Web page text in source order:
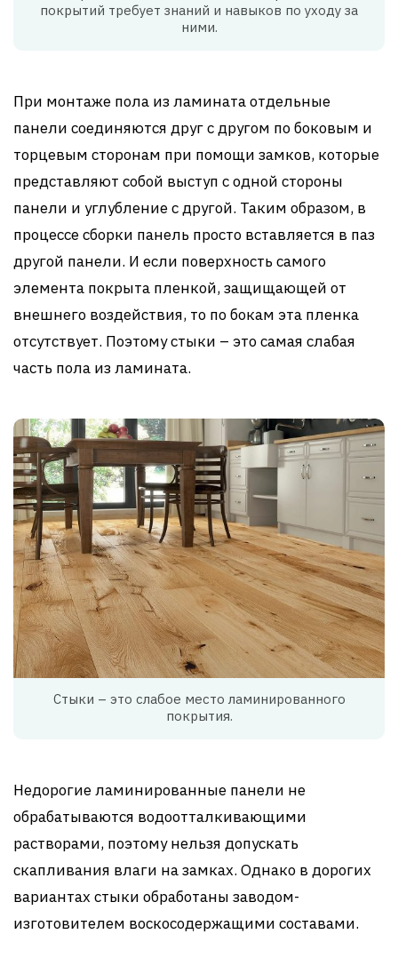
покрытий требует знаний и навыков по уходу за
ними.
При монтаже пола из ламината отдельные
панели соединяются друг с другом по боковым и
торцевым сторонам при помощи замков, которые
представляют собой выступ с одной стороны
панели и углубление с другой. Таким образом, в
процессе сборки панель просто вставляется в паз
другой панели. И если поверхность самого
элемента покрыта пленкой, защищающей от
внешнего воздействия, то по бокам эта пленка
отсутствует. Поэтому стыки – это самая слабая
часть пола из ламината.
Стыки – это слабое место ламинированного
покрытия.
Недорогие ламинированные панели не
обрабатываются водоотталкивающими
растворами, поэтому нельзя допускать
скапливания влаги на замках. Однако в дорогих
вариантах стыки обработаны заводом-
изготовителем воскосодержащими составами.